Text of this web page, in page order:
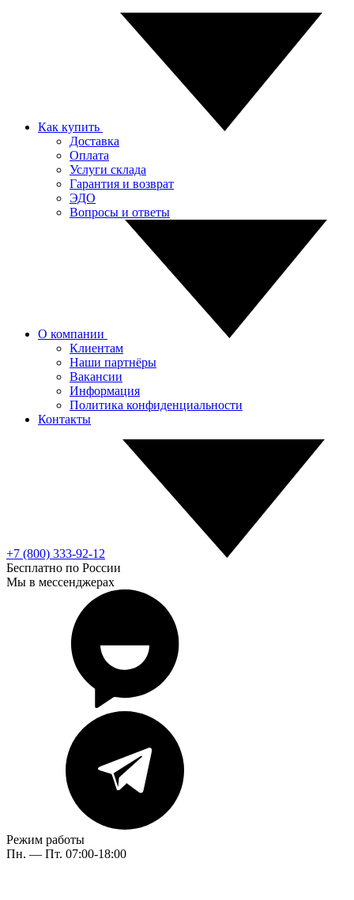
Как купить
Доставка
Оплата
Услуги склада
Гарантия и возврат
ЭДО
Вопросы и ответы
О компании
Клиентам
Наши партнёры
Вакансии
Информация
Политика конфиденциальности
Контакты
+7 (800) 333-92-12
Бесплатно по России
Мы в мессенджерах
Режим работы
Пн. — Пт. 07:00-18:00